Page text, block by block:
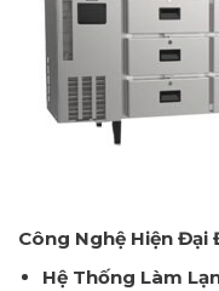
Công Nghệ Hiện Đại
Hệ Thống Làm